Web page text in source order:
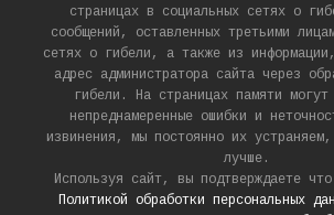
страницах в социальных сетях о
сообщений, оставленных третьими
сетях о гибели, а также из
адрес администратора сайта через
гибели. На страницах памяти могут
непреднамеренные ошибки и
извинения, мы постоянно их
лучше.
Используя сайт, вы подтверждаете
Политикой обработки персональных